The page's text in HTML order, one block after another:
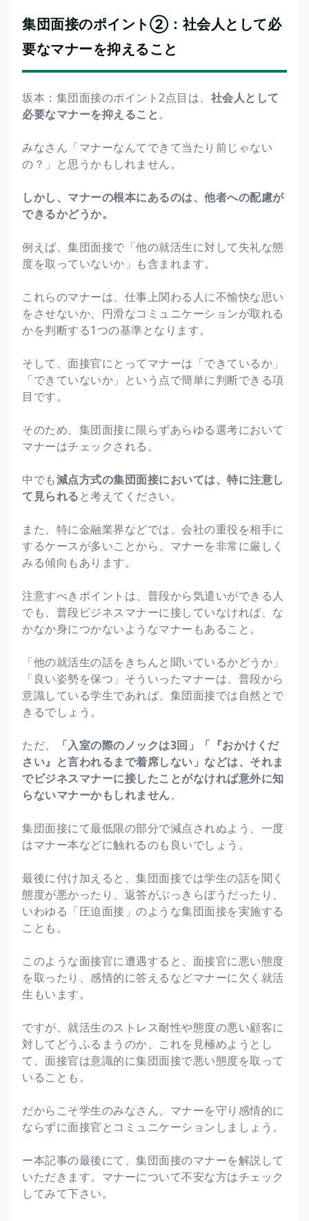
集団面接のポイント②：社会人として必
要なマナーを抑えること
坂本：集団面接のポイント2点目は、 社会人として
必要なマナーを抑えること。
みなさん「マナーなんてできて当たり前じゃない
の？」と思うかもしれません。
しかし、マナーの根本にあるのは、他者への配慮が
できるかどうか。
例えば、集団面接で「他の就活生に対して失礼な態
度を取っていないか」も含まれます。
これらのマナーは、仕事上関わる人に不愉快な思い
をさせないか、円滑なコミュニケーションが取れる
かを判断する1つの基準となります。
そして、面接官にとってマナーは「できているか」
「できていないか」という点で簡単に判断できる項
目です。
そのため、集団面接に限らずあらゆる選考において
マナーはチェックされる。
中でも減点方式の集団面接においては、特に注意し
て見られる と考えてください。
また、特に金融業界などでは、会社の重役を相手に
するケースが多いことから、マナーを非常に厳しく
みる傾向もあります。
注意すべきポイントは、普段から気遣いができる人
でも、普段ビジネスマナーに接していなければ、な
かなか身につかないようなマナーもあること。
「他の就活生の話をきちんと聞いているかどうか」
「良い姿勢を保つ」そういったマナーは、普段から
意識している学生であれば、集団面接では自然とで
きるでしょう。
ただ、
「入室の際のノックは3回」「『おかけくだ
さい』と言われるまで着席しない」などは、それま
でビジネスマナーに接したことがなければ意外に知
らないマナーかもしれません。
集団面接にて最低限の部分で減点されぬよう、一度
はマナー本などに触れるのも良いでしょう。
最後に付け加えると、集団面接では学生の話を聞く
態度が悪かったり、返答がぶっきらぼうだったり、
いわゆる「圧迫面接」のような集団面接を実施する
ことも。
このような面接官に遭遇すると、面接官に悪い態度
を取ったり、感情的に答えるなどマナーに欠く就活
生もいます。
ですが、就活生のストレス耐性や態度の悪い顧客に
対してどうふるまうのか、これを見極めようとし
て、面接官は意識的に集団面接で悪い態度を取って
いることも。
だからこそ学生のみなさん、マナーを守り感情的に
ならずに面接官とコミュニケーションしましょう。
ー本記事の最後にて、集団面接のマナーを解説して
いただきます。マナーについて不安な方はチェック
してみて下さい。